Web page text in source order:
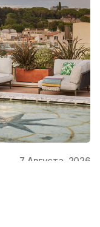
7 Августа, 2026